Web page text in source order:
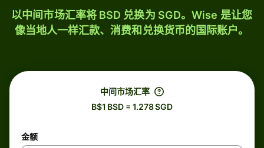
以中间市场汇率将 BSD 兑换为 SGD。Wise 是让您
像当地人一样汇款、消费和兑换货币的国际账户。
中间市场汇率
B$1 BSD = 1.278 SGD
金额